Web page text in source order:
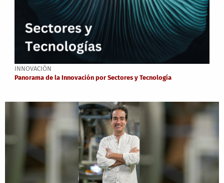
INNOVACIÓN
Panorama de la Innovación por Sectores y Tecnología